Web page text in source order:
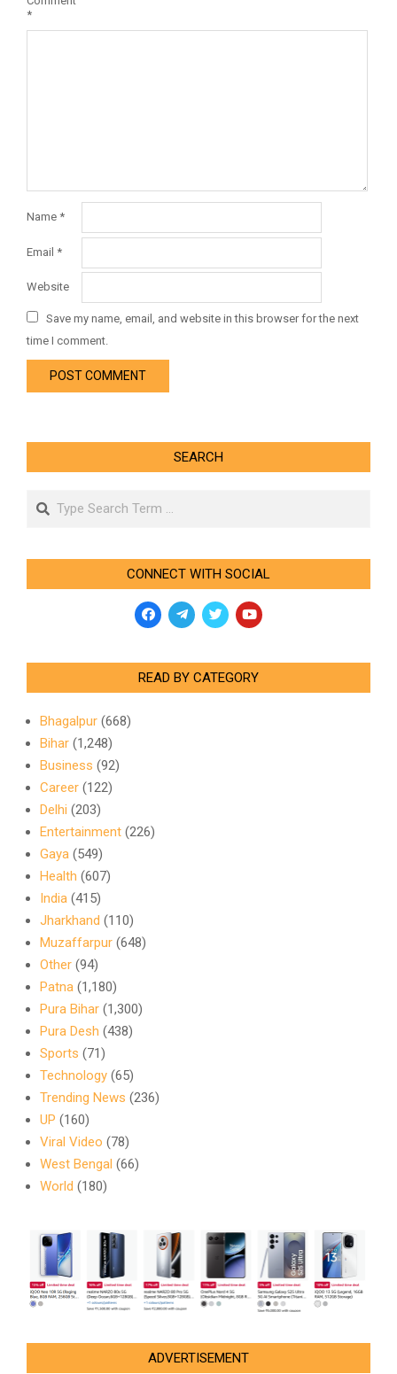
*
Name *
Email *
Website
Save my name, email, and website in this browser for the next
time I comment.
SEARCH
Search
CONNECT WITH SOCIAL
READ BY CATEGORY
Bhagalpur (668)
Bihar (1,248)
Business (92)
Career (122)
Delhi (203)
Entertainment (226)
Gaya (549)
Health (607)
India (415)
Jharkhand (110)
Muzaffarpur (648)
Other (94)
Patna (1,180)
Pura Bihar (1,300)
Pura Desh (438)
Sports (71)
Technology (65)
Trending News (236)
UP (160)
Viral Video (78)
West Bengal (66)
World (180)
ADVERTISEMENT